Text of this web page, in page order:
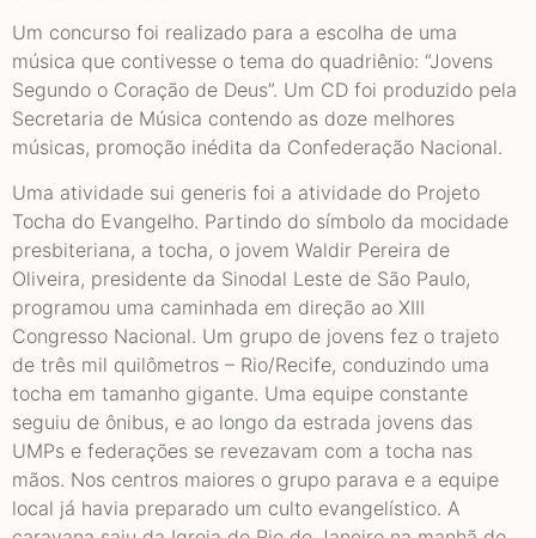
Um concurso foi realizado para a escolha de uma
música que contivesse o tema do quadriênio: “Jovens
Segundo o Coração de Deus”. Um CD foi produzido pela
Secretaria de Música contendo as doze melhores
músicas, promoção inédita da Confederação Nacional.
Uma atividade sui generis foi a atividade do Projeto
Tocha do Evangelho. Partindo do símbolo da mocidade
presbiteriana, a tocha, o jovem Waldir Pereira de
Oliveira, presidente da Sinodal Leste de São Paulo,
programou uma caminhada em direção ao XIII
Congresso Nacional. Um grupo de jovens fez o trajeto
de três mil quilômetros – Rio/Recife, conduzindo uma
tocha em tamanho gigante. Uma equipe constante
seguiu de ônibus, e ao longo da estrada jovens das
UMPs e federações se revezavam com a tocha nas
mãos. Nos centros maiores o grupo parava e a equipe
local já havia preparado um culto evangelístico. A